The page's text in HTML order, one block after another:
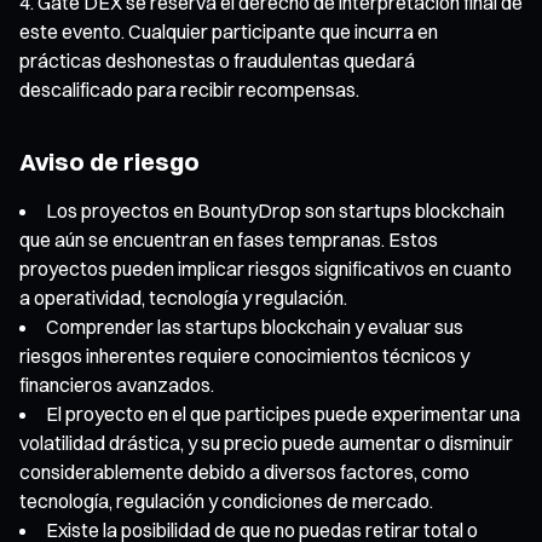
este evento. Cualquier participante que incurra en
prácticas deshonestas o fraudulentas quedará
descalificado para recibir recompensas.
Aviso de riesgo
Los proyectos en BountyDrop son startups blockchain
que aún se encuentran en fases tempranas. Estos
proyectos pueden implicar riesgos significativos en cuanto
a operatividad, tecnología y regulación.
Comprender las startups blockchain y evaluar sus
riesgos inherentes requiere conocimientos técnicos y
financieros avanzados.
El proyecto en el que participes puede experimentar una
volatilidad drástica, y su precio puede aumentar o disminuir
considerablemente debido a diversos factores, como
tecnología, regulación y condiciones de mercado.
Existe la posibilidad de que no puedas retirar total o